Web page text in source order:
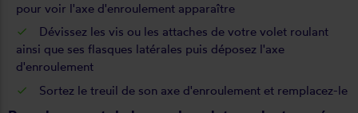
pour voir l'axe d'enroulement apparaître
Dévissez les vis ou les attaches de votre volet roulant
ainsi que ses flasques latérales puis déposez l'axe
d'enroulement
Sortez le treuil de son axe d'enroulement et remplacez-le